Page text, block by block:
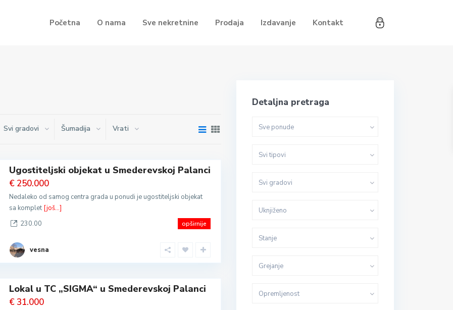
Početna O nama Sve nekretnine Prodaja Izdavanje Kontakt
Svi gradovi Šumadija Vrati
Ugostiteljski objekat u Smederevskoj Palanci
€ 250.000
Nedaleko od samog centra grada u ponudi je ugostiteljski objekat
sa komplet [još...]
230.00
opširnije
vesna
Lokal u TC „SIGMA“ u Smederevskoj Palanci
€ 31.000
Detaljna pretraga
Sve ponude
Svi tipovi
Svi gradovi
Uknjiženo
Stanje
Grejanje
Opremljenost